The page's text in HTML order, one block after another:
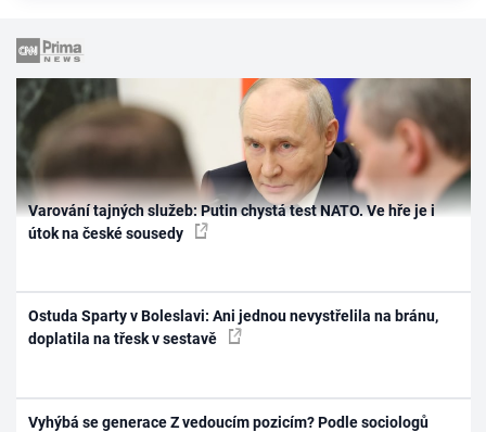
Varování tajných služeb: Putin chystá test NATO. Ve hře je i
útok na české sousedy
Ostuda Sparty v Boleslavi: Ani jednou nevystřelila na bránu,
doplatila na třesk v sestavě
Vyhýbá se generace Z vedoucím pozicím? Podle sociologů